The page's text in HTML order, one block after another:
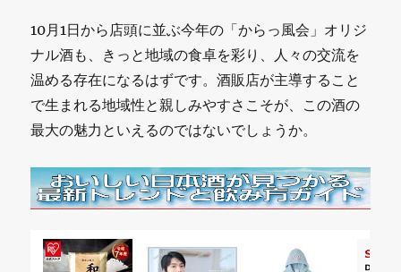
10月1日から店頭に並ぶ今年の「からっ風会」オリジ
ナル酒も、きっと地域の食卓を彩り、人々の交流を
温める存在になるはずです。酒販店が主導すること
で生まれる地域性と親しみやすさこそが、この酒の
最大の魅力といえるのではないでしょうか。